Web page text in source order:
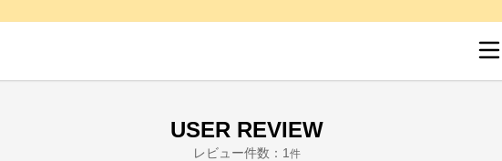
USER REVIEW
レビュー件数： 1 件